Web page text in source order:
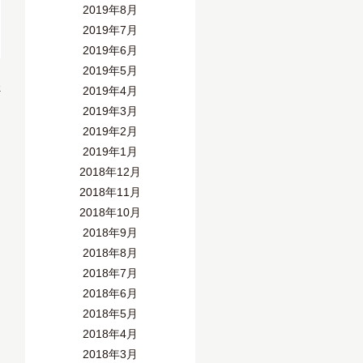
2019年8月
2019年7月
2019年6月
2019年5月
2019年4月
2019年3月
2019年2月
2019年1月
2018年12月
2018年11月
2018年10月
2018年9月
2018年8月
2018年7月
2018年6月
2018年5月
2018年4月
2018年3月